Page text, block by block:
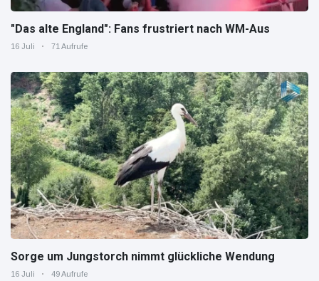
"Das alte England": Fans frustriert nach WM-Aus
16 Juli 71 Aufrufe
Sorge um Jungstorch nimmt glückliche Wendung
16 Juli 49 Aufrufe